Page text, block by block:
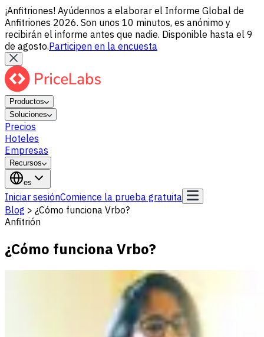
¡Anfitriones! Ayúdennos a elaborar el Informe Global de
Anfitriones 2026. Son unos 10 minutos, es anónimo y
recibirán el informe antes que nadie. Disponible hasta el 9
de agosto.Participen en la encuesta
Productos
Soluciones
Precios
Hoteles
Empresas
Recursos
es
Iniciar sesiónComience la prueba gratuita
Blog > ¿Cómo funciona Vrbo?
Anfitrión
¿Cómo funciona Vrbo?